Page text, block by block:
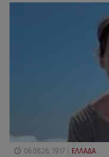
06.08.26, 19:17 ΕΛΛΑΔΑ